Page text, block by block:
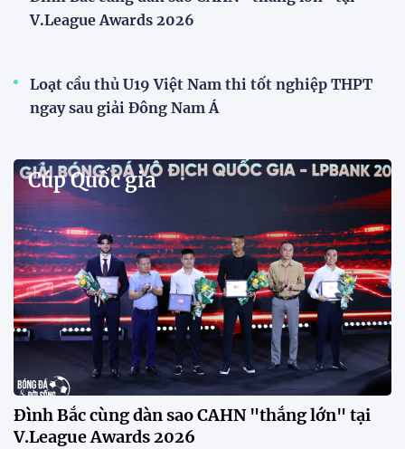
tập để theo dõi sao nhập tịch tuyển Việt Nam
Buổi tập của tuyển Việt Nam chiều nay (29/7) bất
ngờ thu hút sự chú ý của truyền thông Singapore
khi một phóng viên có mặt tại sân để trực tiếp theo
dõi màn thể hiện của các ngôi sao nhập tịch.
Đình Bắc cùng dàn sao CAHN "thắng lớn" tại
V.League Awards 2026
Festival bóng đá nữ trẻ 2026 lan tỏa đam mê tại
Đồng Tháp